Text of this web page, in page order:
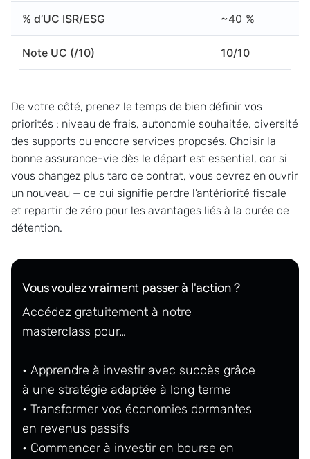
% d’UC ISR/ESG ~40 %
Note UC (/10) 10/10
De votre côté, prenez le temps de bien définir vos
priorités : niveau de frais, autonomie souhaitée, diversité
des supports ou encore services proposés. Choisir la
bonne assurance-vie dès le départ est essentiel, car si
vous changez plus tard de contrat, vous devrez en ouvrir
un nouveau — ce qui signifie perdre l’antériorité fiscale
et repartir de zéro pour les avantages liés à la durée de
détention.
Vous voulez vraiment passer à l'action ?
Accédez gratuitement à notre
masterclass pour…
• Apprendre à investir avec succès grâce
à une stratégie adaptée à long terme
• Transformer vos économies dormantes
en revenus passifs
• Commencer à investir en bourse en